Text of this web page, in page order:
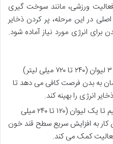
ورزشی، مانند سوخت گیری
در این مرحله، پر کردن ذخایر
انرژی مورد نیاز آماده شود.
۱ تا ۳ لیوان (۲۴۰ تا ۷۲۰ میلی لیتر)
به بدن فرصت کافی می دهد تا
انرژی را بهینه کند.
نیم تا یک لیوان (۱۲۰ تا ۲۴۰ میلی
کار به افزایش سریع سطح قند خون
کمک می کند.